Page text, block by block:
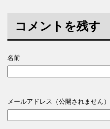
コメントを残す
名前
メールアドレス（公開されません）